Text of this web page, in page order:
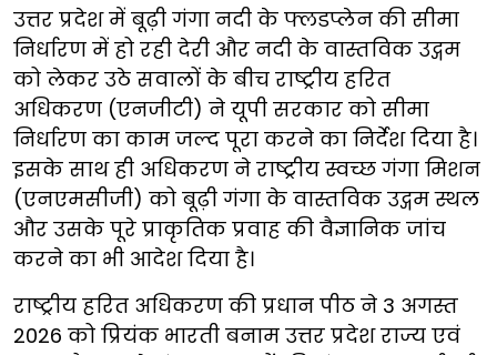
उत्तर प्रदेश में बूढ़ी गंगा नदी के फ्लडप्लेन की सीमा
निर्धारण में हो रही देरी और नदी के वास्तविक उद्गम
को लेकर उठे सवालों के बीच राष्ट्रीय हरित
अधिकरण (एनजीटी) ने यूपी सरकार को सीमा
निर्धारण का काम जल्द पूरा करने का निर्देश दिया है।
इसके साथ ही अधिकरण ने राष्ट्रीय स्वच्छ गंगा मिशन
(एनएमसीजी) को बूढ़ी गंगा के वास्तविक उद्गम स्थल
और उसके पूरे प्राकृतिक प्रवाह की वैज्ञानिक जांच
करने का भी आदेश दिया है।
राष्ट्रीय हरित अधिकरण की प्रधान पीठ ने 3 अगस्त
2026 को प्रियंक भारती बनाम उत्तर प्रदेश राज्य एवं